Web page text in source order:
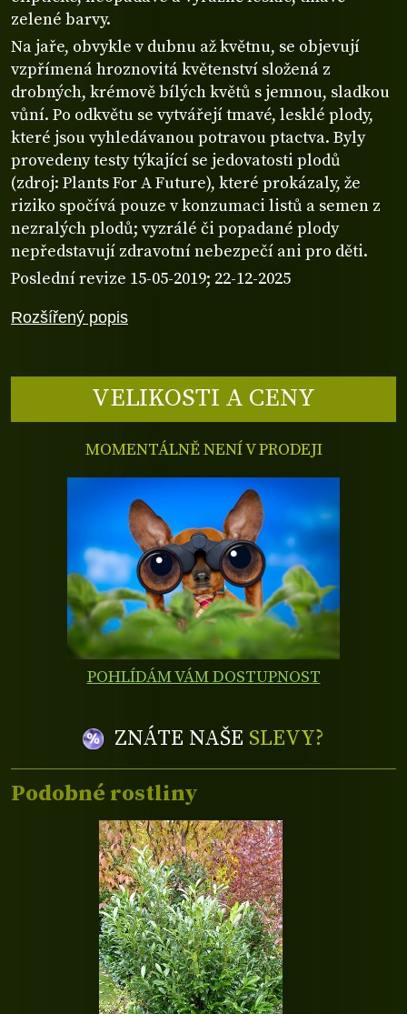
Rozšířený popis
zelené barvy.
Na jaře, obvykle v dubnu až květnu, se objevují
vzpřímená hroznovitá květenství složená z
drobných, krémově bílých květů s jemnou, sladkou
vůní. Po odkvětu se vytvářejí tmavé, lesklé plody,
které jsou vyhledávanou potravou ptactva. Byly
provedeny testy týkající se jedovatosti plodů
(zdroj: Plants For A Future), které prokázaly, že
riziko spočívá pouze v konzumaci listů a semen z
nezralých plodů; vyzrálé či popadané plody
nepředstavují zdravotní nebezpečí ani pro děti.
Poslední revize 15-05-2019; 22-12-2025
VELIKOSTI A CENY
MOMENTÁLNĚ NENÍ V PRODEJI
POHLÍDÁM VÁM DOSTUPNOST
ZNÁTE NAŠE SLEVY?
Podobné rostliny